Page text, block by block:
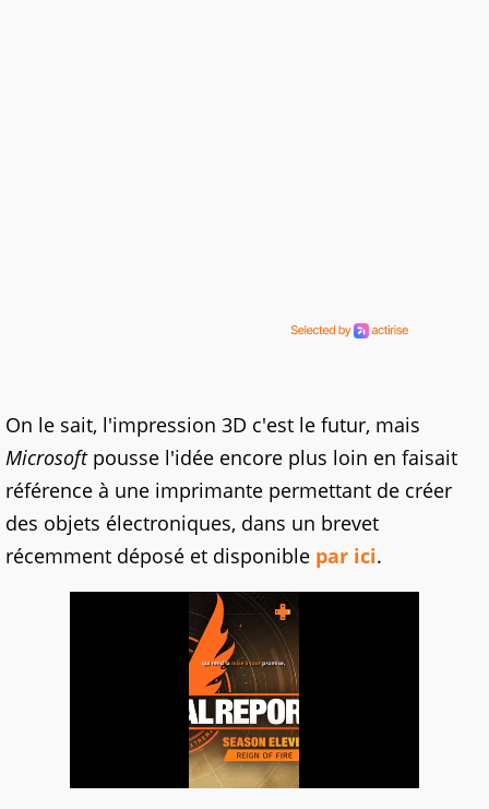
On le sait, l'impression 3D c'est le futur, mais
Microsoftpousse l'idée encore plus loin en faisait
référence à une imprimante permettant de créer
des objets électroniques, dans un brevet
récemment déposé et disponible par ici.